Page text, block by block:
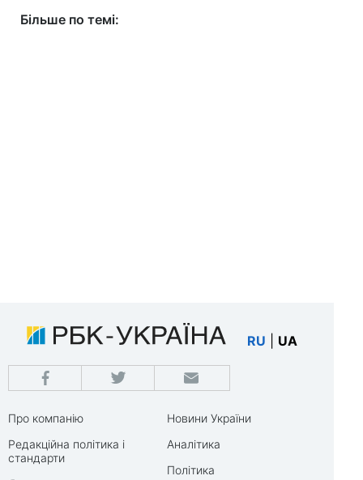
Більше по темі:
RU UA
Про компанію
Редакційна політика і
стандарти
Новини України
Аналітика
Політика